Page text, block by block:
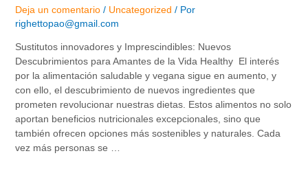
Deja un comentario / Uncategorized / Por
righettopao@gmail.com
Sustitutos innovadores y Imprescindibles: Nuevos
Descubrimientos para Amantes de la Vida Healthy El interés
por la alimentación saludable y vegana sigue en aumento, y
con ello, el descubrimiento de nuevos ingredientes que
prometen revolucionar nuestras dietas. Estos alimentos no solo
aportan beneficios nutricionales excepcionales, sino que
también ofrecen opciones más sostenibles y naturales. Cada
vez más personas se …